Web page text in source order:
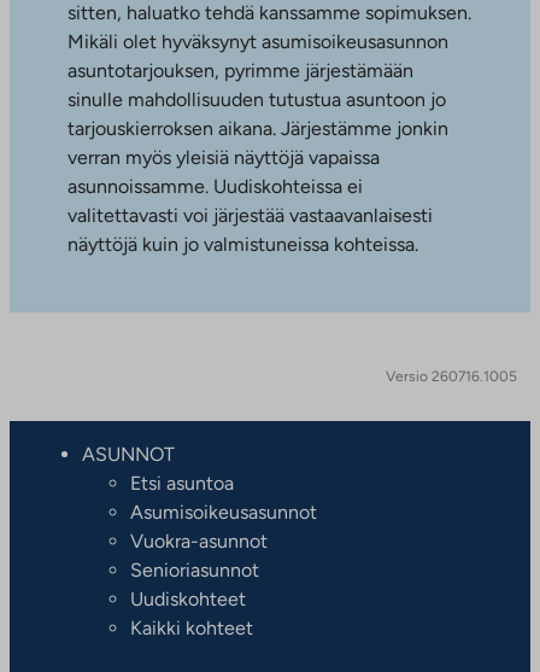
sitten, haluatko tehdä kanssamme sopimuksen.
Mikäli olet hyväksynyt asumisoikeusasunnon
asuntotarjouksen, pyrimme järjestämään
sinulle mahdollisuuden tutustua asuntoon jo
tarjouskierroksen aikana. Järjestämme jonkin
verran myös yleisiä näyttöjä vapaissa
asunnoissamme. Uudiskohteissa ei
valitettavasti voi järjestää vastaavanlaisesti
näyttöjä kuin jo valmistuneissa kohteissa.
Versio 260716.1005
ASUNNOT
Etsi asuntoa
Asumisoikeusasunnot
Vuokra-asunnot
Senioriasunnot
Uudiskohteet
Kaikki kohteet